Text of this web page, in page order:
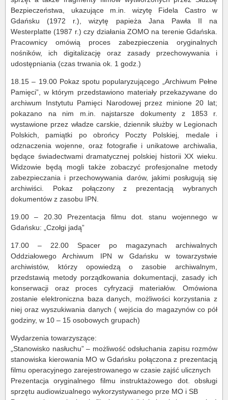
Bezpieczeństwa, ukazujące m.in. wizytę Fidela Castro w
Gdańsku (1972 r.), wizytę papieża Jana Pawła II na
Westerplatte (1987 r.) czy działania ZOMO na terenie Gdańska.
Pracownicy omówią proces zabezpieczenia oryginalnych
nośników, ich digitalizację oraz zasady przechowywania i
udostępniania (czas trwania ok. 1 godz.)
18.15 – 19.00 Pokaz spotu popularyzującego „Archiwum Pełne
Pamięci”, w którym przedstawiono materiały przekazywane do
archiwum Instytutu Pamięci Narodowej przez minione 20 lat;
pokazano na nim m.in. najstarsze dokumenty z 1853 r.
wystawione przez władze carskie, dziennik służby w Legionach
Polskich, pamiątki po obrońcy Poczty Polskiej, medale i
odznaczenia wojenne, oraz fotografie i unikatowe archiwalia,
będące świadectwami dramatycznej polskiej historii XX wieku.
Widzowie będą mogli także zobaczyć profesjonalne metody
zabezpieczania i przechowywania darów, jakimi posługują się
archiwiści. Pokaz połączony z prezentacją wybranych
dokumentów z zasobu IPN.
19.00 – 20.30 Prezentacja filmu dot. stanu wojennego w
Gdańsku: „Czołgi jadą”
17.00 – 22.00 Spacer po magazynach archiwalnych
Oddziałowego Archiwum IPN w Gdańsku w towarzystwie
archiwistów, którzy opowiedzą o zasobie archiwalnym,
przedstawią metody porządkowania dokumentacji, zasady ich
konserwacji oraz proces cyfryzacji materiałów. Omówiona
zostanie elektroniczna baza danych, możliwości korzystania z
niej oraz wyszukiwania danych ( wejścia do magazynów co pół
godziny, w 10 – 15 osobowych grupach)
Wydarzenia towarzyszące:
„Stanowisko nasłuchu” – możliwość odsłuchania zapisu rozmów
stanowiska kierowania MO w Gdańsku połączona z prezentacją
filmu operacyjnego zarejestrowanego w czasie zajść ulicznych
Prezentacja oryginalnego filmu instruktażowego dot. obsługi
sprzętu audiowizualnego wykorzystywanego prze MO i SB